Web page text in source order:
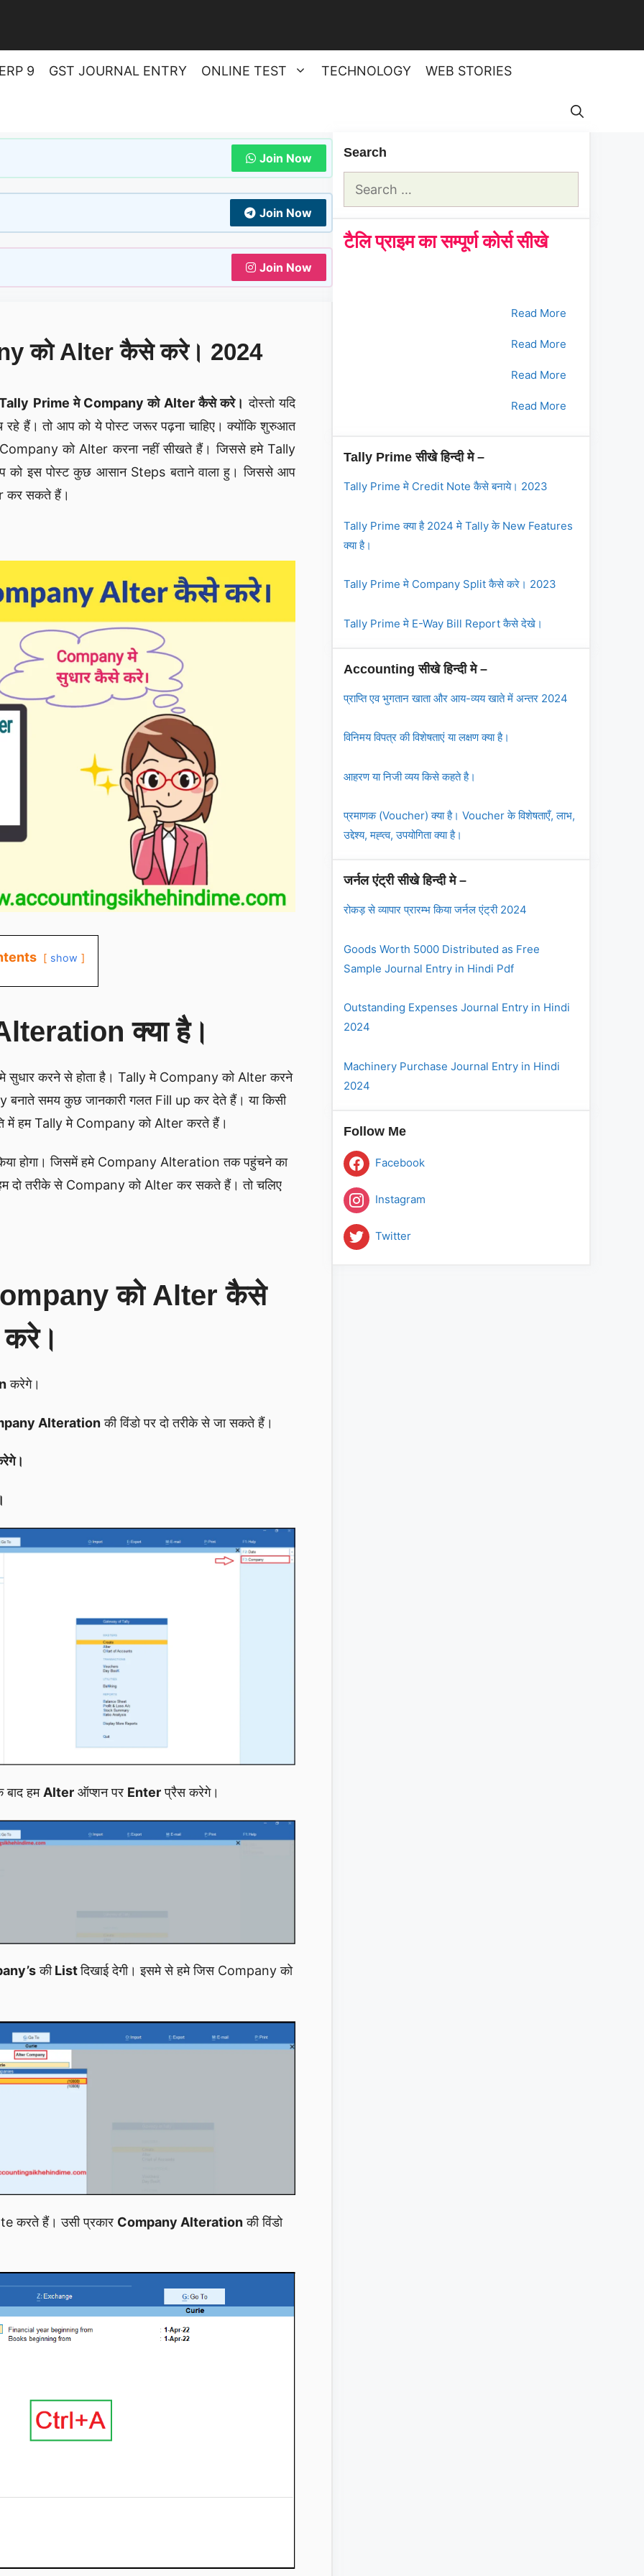
9 GST JOURNAL ENTRY ONLINE TEST TECHNOLOGY WEB STORIES
Join Now
Join Now
Join Now
को Alter कैसे करे। 2024
Prime मे Company को Alter कैसे करे। दोस्तो यदि
हैं। तो आप को ये पोस्ट जरूर पढ़ना चाहिए। क्योंकि शुरुआत
को Alter करना नहीं सीखते हैं। जिससे हमे Tally
को इस पोस्ट कुछ आसान Steps बताने वाला हु। जिससे आप
कर सकते हैं।
show
क्या है।
करने से होता है। Tally मे Company को Alter करने
समय कुछ जानकारी गलत Fill up कर देते हैं। या किसी
में हम Tally मे Company को Alter करते हैं।
होगा। जिसमें हमे Company Alteration तक पहुंचने का
दो तरीके से Company को Alter कर सकते हैं। तो चलिए
को Alter कैसे
करे।
करेगे।
Alterationकी विंडो पर दो तरीके से जा सकते हैं।
हम Alterऑप्शन पर Enterप्रैस करेगे।
कीListदिखाई देगी। इसमे से हमे जिस Company को
करते हैं। उसी प्रकार Company Alterationकी विंडो
Search
Search
टैलि प्राइम का सम्पूर्ण कोर्स सीखे
Read More
Read More
Read More
Read More
Tally Prime सीखे हिन्दी मे –
Tally Prime मे Credit Note कैसे बनाये। 2023
Tally Prime क्या है 2024 मे Tally के New Features
क्या है।
Tally Prime मे Company Split कैसे करे। 2023
Tally Prime मे E-Way Bill Report कैसे देखे।
Accounting सीखे हिन्दी मे –
प्राप्ति एव भुगतान खाता और आय-व्यय खाते में अन्तर 2024
विनिमय विपत्र की विशेषताएं या लक्षण क्या है।
आहरण या निजी व्यय किसे कहते है।
प्रमाणक (Voucher) क्या है। Voucher के विशेषताएँ, लाभ,
उद्देश्य, मह्त्व, उपयोगिता क्या है।
जर्नल एंट्री सीखे हिन्दी मे –
रोकड़ से व्यापार प्रारम्भ किया जर्नल एंट्री 2024
Goods Worth 5000 Distributed as Free
Sample Journal Entry in Hindi Pdf
Outstanding Expenses Journal Entry in Hindi
2024
Machinery Purchase Journal Entry in Hindi
2024
Follow Me
Facebook
Instagram
Twitter